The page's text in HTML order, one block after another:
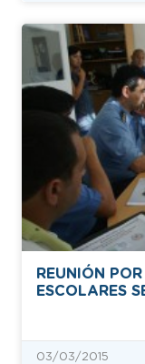
REUNIÓN
ESCOLARES
03/03/2015